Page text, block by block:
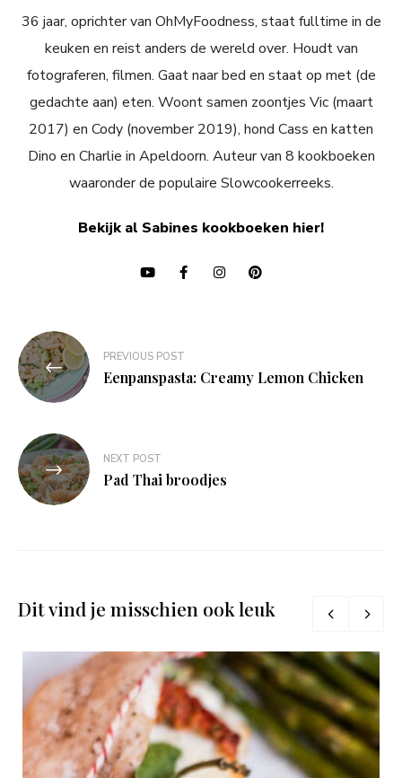
36 jaar, oprichter van OhMyFoodness, staat fulltime in de
keuken en reist anders de wereld over. Houdt van
fotograferen, filmen. Gaat naar bed en staat op met (de
gedachte aan) eten. Woont samen zoontjes Vic (maart
2017) en Cody (november 2019), hond Cass en katten
Dino en Charlie in Apeldoorn. Auteur van 8 kookboeken
waaronder de populaire Slowcookerreeks.
Bekijk al Sabines kookboeken hier!
Bericht
navigatie
PREVIOUS POST
Eenpanspasta: Creamy Lemon Chicken
NEXT POST
Pad Thai broodjes
Dit vind je misschien ook leuk